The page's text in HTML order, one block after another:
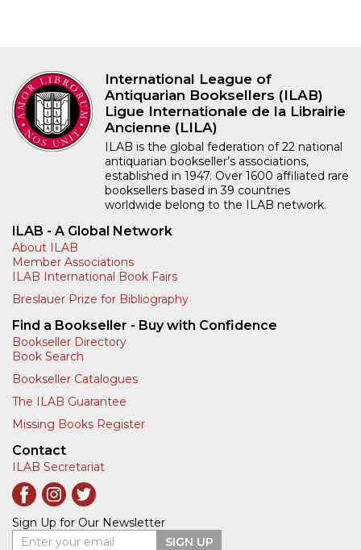
Antiquarian Booksellers (ILAB)
Ligue Internationale de la Librairie
Ancienne (LILA)
ILAB is the global federation of 22 national
antiquarian bookseller’s associations,
established in 1947. Over 1600 affiliated rare
booksellers based in 39 countries
worldwide belong to the ILAB network.
ILAB - A Global Network
About ILAB
Member Associations
ILAB International Book Fairs
Breslauer Prize for Bibliography
Find a Bookseller - Buy with Confidence
Bookseller Directory
Book Search
Bookseller Catalogues
The ILAB Guarantee
Missing Books Register
Contact
ILAB Secretariat
Sign Up for Our Newsletter
Enter your email